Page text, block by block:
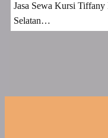
Jasa Sewa Kursi
Selatan…